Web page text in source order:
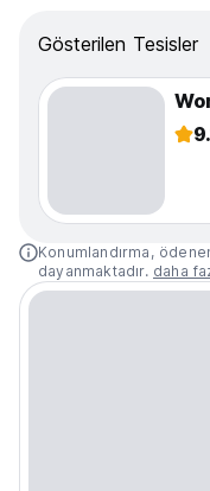
Gösterilen Tesisler
Konumlandırma,
dayanmaktadır. daha